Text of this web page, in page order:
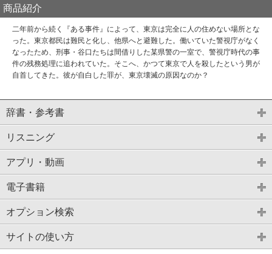
商品紹介
二年前から続く『ある事件』によって、東京は完全に人の住めない場所とな
った。東京都民は難民と化し、他県へと避難した。働いていた警視庁がなく
なったため、刑事・谷口たちは間借りした某県警の一室で、警視庁時代の事
件の残務処理に追われていた。そこへ、かつて東京で人を殺したという男が
自首してきた。彼が自白した罪が、東京壊滅の原因なのか？
辞書・参考書
リスニング
アプリ・動画
電子書籍
オプション検索
サイトの使い方